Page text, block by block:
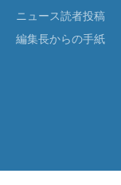
ニュース読者投稿
編集長からの手紙